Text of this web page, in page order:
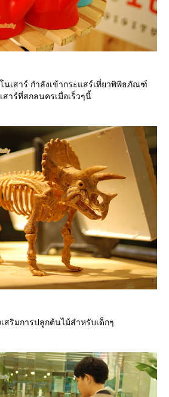
นเสาร์ กำลังเข้ากระแสร์เที่ยวพิพิธภัณฑ์
สาร์ที่สกลนครเมื่อเร็วๆนี้
สริมการปลูกต้นไม้สำหรับเด็กๆ